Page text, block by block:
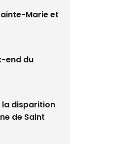
Marie et
end du
la disparition
de Saint